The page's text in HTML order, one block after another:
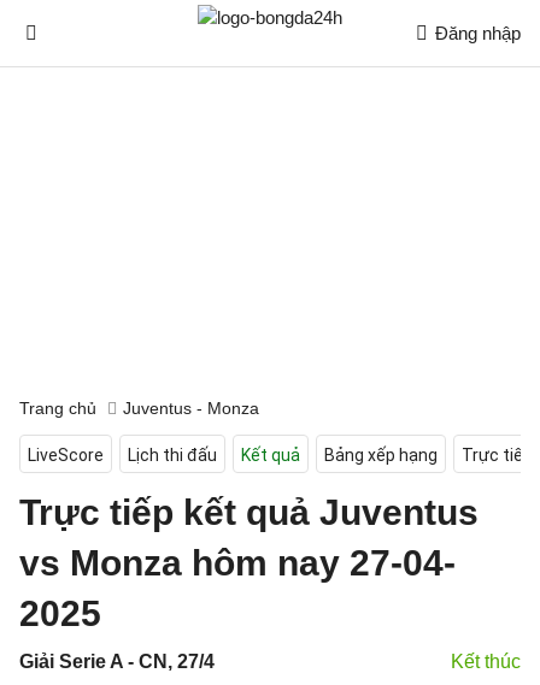
Đăng nhập
Trang chủ Juventus - Monza
LiveScore Lịch thi đấu Kết quả Bảng xếp hạng Trực tiếp
Trực tiếp kết quả Juventus
vs Monza hôm nay 27-04-
2025
Giải Serie A - CN, 27/4 Kết thúc